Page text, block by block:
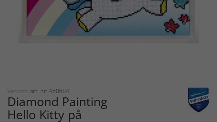
Vervaco art. nr: 480604
Diamond Painting
Hello Kitty på